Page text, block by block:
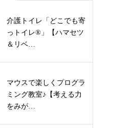
介護トイレ「どこでも寄
っトイレ®」【ハマセツ
＆リベ…
マウスで楽しくプログラ
ミング教室♪【考える力
をみが…